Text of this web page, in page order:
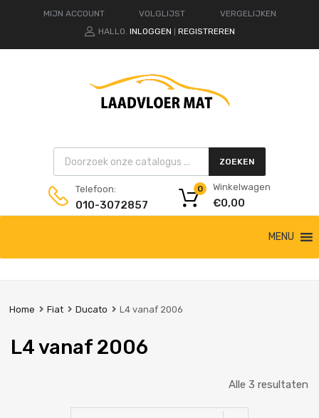
MIJN ACCOUNT VOLGLIJST
VERGELIJKEN
HALLO. INLOGGEN REGISTREREN
Products search ZOEKEN
Telefoon:
010-3072857
Winkelwagen
€0,00
0
de
MENU
Home Fiat Ducato L4 vanaf 2006
L4 vanaf 2006
Alle 3 resultaten